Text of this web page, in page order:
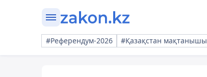
#Референдум-2026 #Қазақстан мақтанышы